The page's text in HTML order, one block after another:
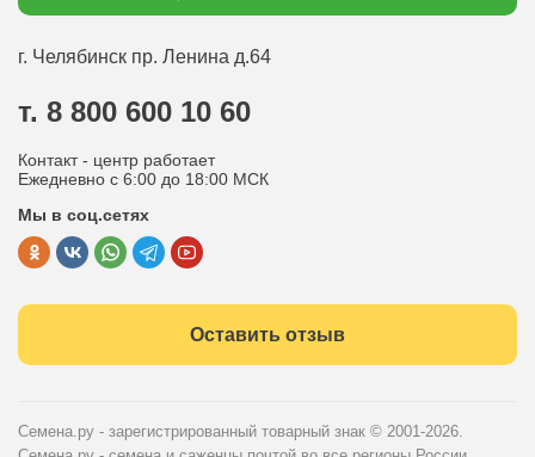
Статьи садоводу
Оптовым покупателям
Политика конфиденциальности
Публичная оферта
г. Челябинск пр. Ленина д.64
т. 8 800 600 10 60
Контакт - центр работает
Ежедневно с 6:00 до 18:00 МСК
Мы в соц.сетях
Оставить отзыв
Семена.ру - зарегистрированный товарный знак © 2001-2026.